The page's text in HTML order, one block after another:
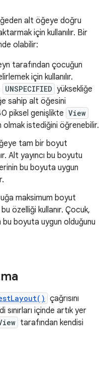
alt öğeye doğru
için kullanılır. Bir
olabilir:
tarafından çocuğun
için kullanılır.
UNSPECIFIED yüksekliğe
sahip alt öğesini
piksel genişlikte View
istediğini öğrenebilir.
tam bir boyut
Alt yayıncı bu boyutu
bu boyuta uygun
maksimum boyut
özelliği kullanır. Çocuk,
boyuta uygun olduğunu
çağrısını
sınırları içinde artık yer
tarafından kendisi